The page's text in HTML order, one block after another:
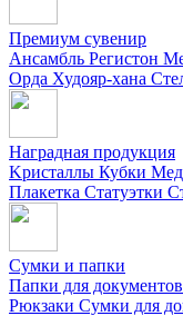
Премиум сувенир
Ансамбль Регистон
Орда Худояр-хана
Наградная продукция
Kристаллы Кубки
Плакетка Статуэтки
Сумки и папки
Папки для документов
Рюкзаки Сумки для